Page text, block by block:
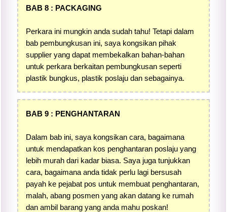
BAB 8 : PACKAGING
Perkara ini mungkin anda sudah tahu! Tetapi dalam
bab pembungkusan ini, saya kongsikan pihak
supplier yang dapat membekalkan bahan-bahan
untuk perkara berkaitan pembungkusan seperti
plastik bungkus, plastik poslaju dan sebagainya.
BAB 9 : PENGHANTARAN
Dalam bab ini, saya kongsikan cara, bagaimana
untuk mendapatkan kos penghantaran poslaju yang
lebih murah dari kadar biasa. Saya juga tunjukkan
cara, bagaimana anda tidak perlu lagi bersusah
payah ke pejabat pos untuk membuat penghantaran,
malah, abang posmen yang akan datang ke rumah
dan ambil barang yang anda mahu poskan!